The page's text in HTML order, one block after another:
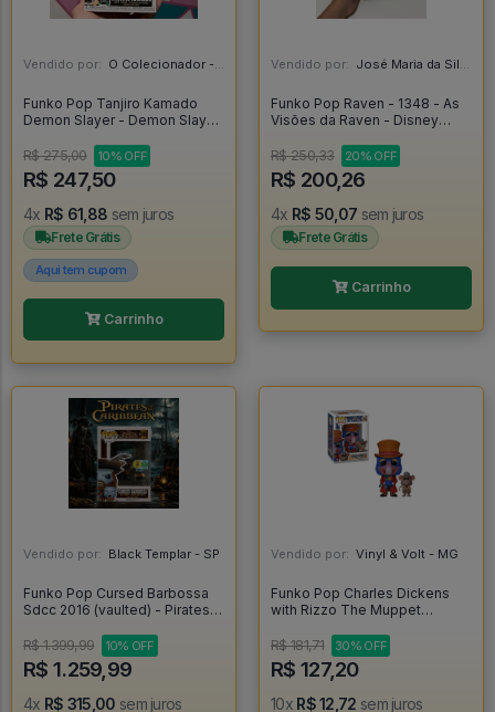
Vendido por: O Colecionador - SP
Funko Pop Tanjiro Kamado
Demon Slayer - Demon Slayer
R$ 275,00
10% OFF
R$ 247,50
4x R$ 61,88 sem juros
Frete Grátis
Aqui tem cupom
Carrinho
Vendido por: José Maria da Silva Junior - AL
Funko Pop Raven - 1348 - As
Visões da Raven - Disney
Raven Baxter - Disney 100
#1348
R$ 250,33 20% OFF
R$ 200,26
4x R$ 50,07 sem juros
Frete Grátis
Carrinho
Vendido por: Black Templar - SP
Funko Pop Cursed Barbossa
Sdcc 2016 (vaulted) - Pirates
R$ 1.399,99
10% OFF
R$ 1.259,99
4x R$ 315,00 sem juros
Vendido por: Vinyl & Volt - MG
Funko Pop Charles Dickens
with Rizzo The Muppet
[Special Edition] - Disney The
R$ 181,71 30% OFF
R$ 127,20
10x R$ 12,72 sem juros